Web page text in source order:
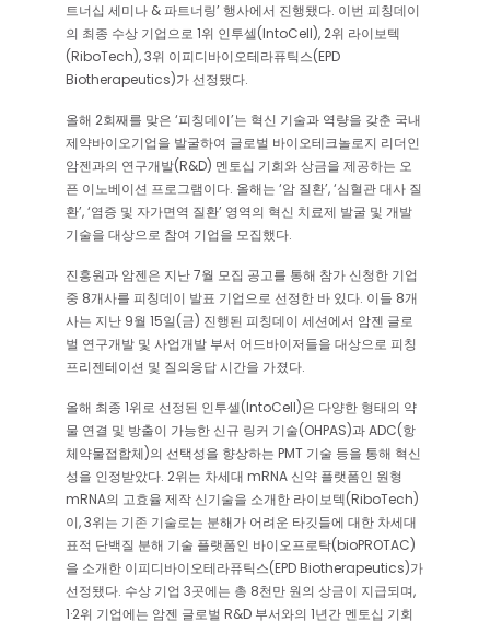
트너십 세미나 & 파트너링’ 행사에서 진행됐다. 이번 피칭데이
의 최종 수상 기업으로 1위 인투셀(IntoCell), 2위 라이보텍
(RiboTech), 3위 이피디바이오테라퓨틱스(EPD
Biotherapeutics)가 선정됐다.
올해 2회째를 맞은 ‘피칭데이’는 혁신 기술과 역량을 갖춘 국내
제약바이오기업을 발굴하여 글로벌 바이오테크놀로지 리더인
암젠과의 연구개발(R&D) 멘토십 기회와 상금을 제공하는 오
픈 이노베이션 프로그램이다. 올해는 ‘암 질환’, ‘심혈관 대사 질
환’, ‘염증 및 자가면역 질환’ 영역의 혁신 치료제 발굴 및 개발
기술을 대상으로 참여 기업을 모집했다.
진흥원과 암젠은 지난 7월 모집 공고를 통해 참가 신청한 기업
중 8개사를 피칭데이 발표 기업으로 선정한 바 있다. 이들 8개
사는 지난 9월 15일(금) 진행된 피칭데이 세션에서 암젠 글로
벌 연구개발 및 사업개발 부서 어드바이저들을 대상으로 피칭
프리젠테이션 및 질의응답 시간을 가졌다.
올해 최종 1위로 선정된 인투셀(IntoCell)은 다양한 형태의 약
물 연결 및 방출이 가능한 신규 링커 기술(OHPAS)과 ADC(항
체약물접합체)의 선택성을 향상하는 PMT 기술 등을 통해 혁신
성을 인정받았다. 2위는 차세대 mRNA 신약 플랫폼인 원형
mRNA의 고효율 제작 신기술을 소개한 라이보텍(RiboTech)
이, 3위는 기존 기술로는 분해가 어려운 타깃들에 대한 차세대
표적 단백질 분해 기술 플랫폼인 바이오프로탁(bioPROTAC)
을 소개한 이피디바이오테라퓨틱스(EPD Biotherapeutics)가
선정됐다. 수상 기업 3곳에는 총 8천만 원의 상금이 지급되며,
1·2위 기업에는 암젠 글로벌 R&D 부서와의 1년간 멘토십 기회